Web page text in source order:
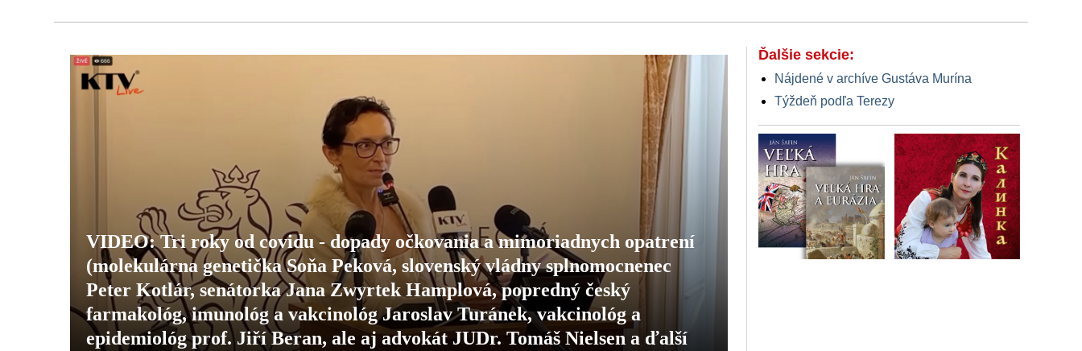
VIDEO: Tri roky od covidu - dopady očkovania a mimoriadnych opatrení
(molekulárna genetička Soňa Peková, slovenský vládny splnomocnenec
Peter Kotlár, senátorka Jana Zwyrtek Hamplová, popredný český
farmakológ, imunológ a vakcinológ Jaroslav Turánek, vakcinológ a
epidemiológ prof. Jiří Beran, ale aj advokát JUDr. Tomáš Nielsen a ďalší
Ďalšie sekcie:
Nájdené v archíve Gustáva Murína
Týždeň podľa Terezy